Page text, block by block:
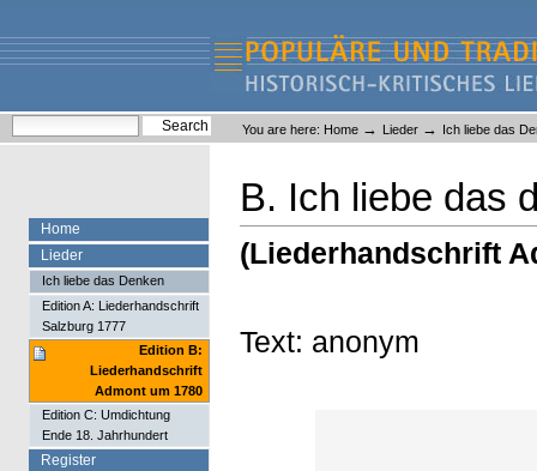
content.
navigation
Liederlexikon
Personal
tools
You are here: Home → Lieder → Ich liebe das
B. Ich liebe das
(Liederhandschrift
Text: anonym
Home
Lieder
Ich liebe das Denken
Edition A: Liederhandschrift
Salzburg 1777
Edition B:
Liederhandschrift
Admont um 1780
Edition C: Umdichtung
Ende 18. Jahrhundert
Register